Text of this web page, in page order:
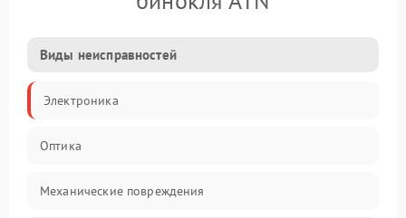
Виды неисправностей
Электроника
Оптика
Механические повреждения